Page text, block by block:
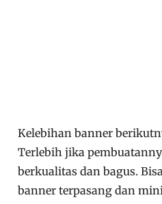
Kelebihan banner
Terlebih jika
berkualitas dan bagus.
banner terpasang dan